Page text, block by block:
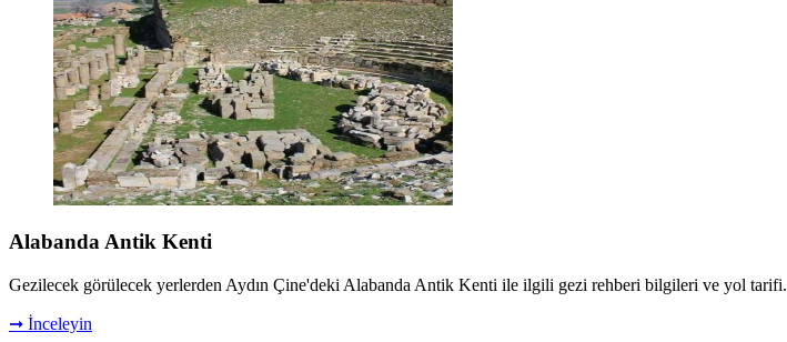
Alabanda Antik Kenti
Gezilecek görülecek yerlerden Aydın Çine'deki Alabanda Antik Kenti ile ilgili gezi rehberi bilgileri ve yol tarifi.
➞ İnceleyin